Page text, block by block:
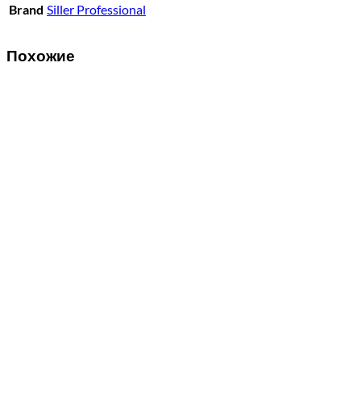
Brand Siller Professional
Похожие